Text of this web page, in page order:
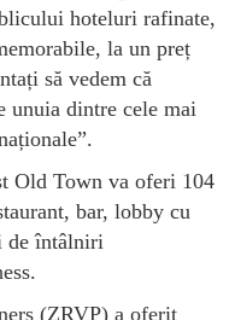
hoteluri rafinate,
la un preț
să vedem că
unuia dintre cele mai
Old Town va oferi 104
bar, lobby cu
de întâlniri
(ZRVP) a oferit